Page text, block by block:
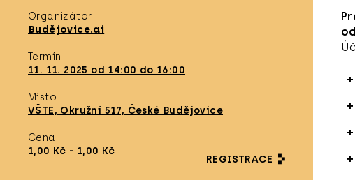
Organizátor
Budějovice.ai
Termín
11. 11. 2025 od 14:00 do 16:00
Místo
VŠTE, Okružní 517, České Budějovice
Cena
1,00 Kč - 1,00 Kč
REGISTRACE